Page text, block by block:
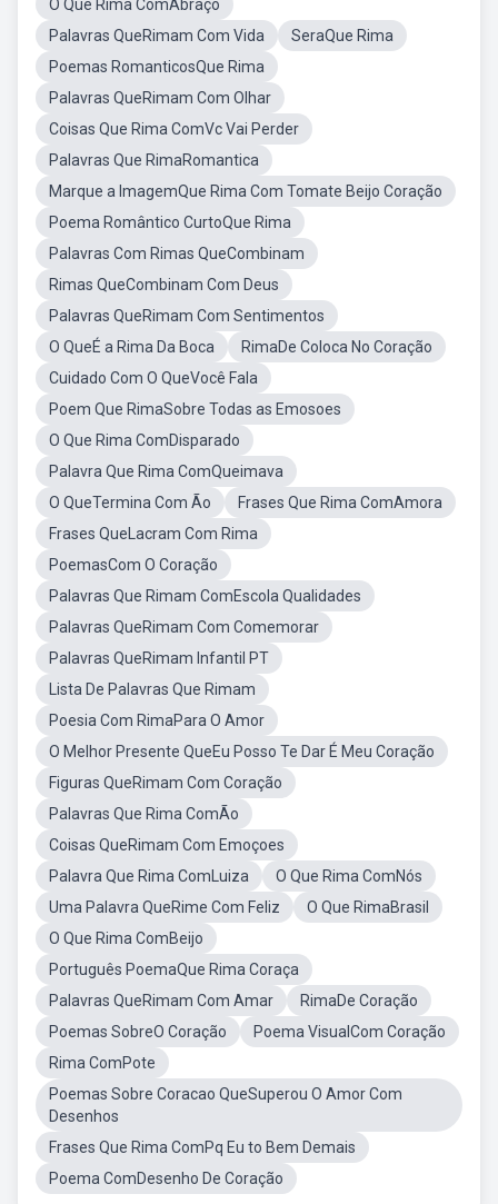
O Que Rima ComAbraço
Palavras QueRimam Com Vida
SeraQue Rima
Poemas RomanticosQue Rima
Palavras QueRimam Com Olhar
Coisas Que Rima ComVc Vai Perder
Palavras Que RimaRomantica
Marque a ImagemQue Rima Com Tomate Beijo Coração
Poema Romântico CurtoQue Rima
Palavras Com Rimas QueCombinam
Rimas QueCombinam Com Deus
Palavras QueRimam Com Sentimentos
O QueÉ a Rima Da Boca
RimaDe Coloca No Coração
Cuidado Com O QueVocê Fala
Poem Que RimaSobre Todas as Emosoes
O Que Rima ComDisparado
Palavra Que Rima ComQueimava
O QueTermina Com Ão
Frases Que Rima ComAmora
Frases QueLacram Com Rima
PoemasCom O Coração
Palavras Que Rimam ComEscola Qualidades
Palavras QueRimam Com Comemorar
Palavras QueRimam Infantil PT
Lista De Palavras Que Rimam
Poesia Com RimaPara O Amor
O Melhor Presente QueEu Posso Te Dar É Meu Coração
Figuras QueRimam Com Coração
Palavras Que Rima ComÃo
Coisas QueRimam Com Emoçoes
Palavra Que Rima ComLuiza
O Que Rima ComNós
Uma Palavra QueRime Com Feliz
O Que RimaBrasil
O Que Rima ComBeijo
Português PoemaQue Rima Coraça
Palavras QueRimam Com Amar
RimaDe Coração
Poemas SobreO Coração
Poema VisualCom Coração
Rima ComPote
Poemas Sobre Coracao QueSuperou O Amor Com
Desenhos
Frases Que Rima ComPq Eu to Bem Demais
Poema ComDesenho De Coração